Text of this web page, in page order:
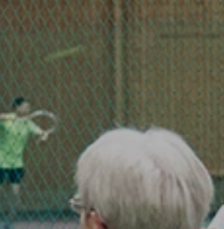
Ullevi Tennis Open (ITF)
RM
Singelserien
Seriespel
Kontaktinformation
Kontakt & Ansvar